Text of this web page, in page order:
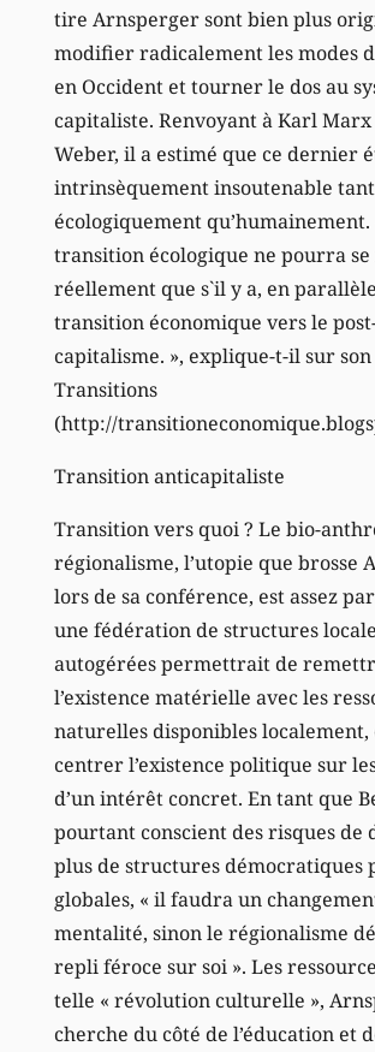
tire Arnsperger sont bien plus
modifier radicalement les modes
en Occident et tourner le dos au
capitaliste. Renvoyant à Karl
Weber, il a estimé que ce dernier
intrinsèquement insoutenable tant
écologiquement qu’humainement.
transition écologique ne pourra
réellement que s`il y a, en
transition économique vers le
capitalisme. », explique-t-il sur
Transitions
(http://
Transition anticapitaliste
Transition vers quoi ? Le bio-
régionalisme, l’utopie que brosse
lors de sa conférence, est assez
une fédération de structures
autogérées permettrait de
l’existence matérielle avec les
naturelles disponibles localement,
centrer l’existence politique sur
d’un intérêt concret. En tant que
pourtant conscient des risques de
plus de structures démocratiques
globales, « il faudra un
mentalité, sinon le régionalisme
repli féroce sur soi ». Les
telle « révolution culturelle »,
cherche du côté de l’éducation et